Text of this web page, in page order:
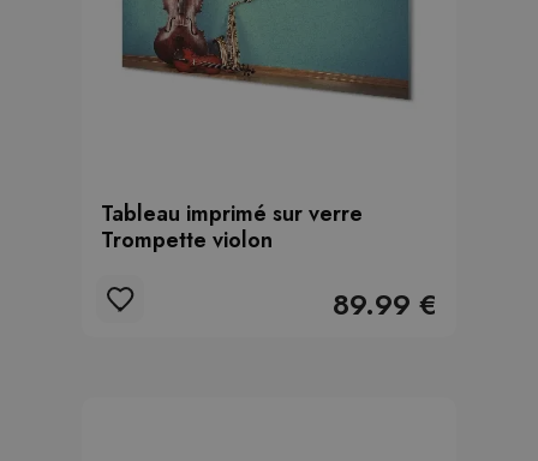
Tableau imprimé sur verre
Trompette violon
89.99 €